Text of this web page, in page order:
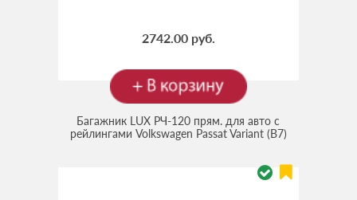
2742.00 руб.
Багажник LUX РЧ-120 прям. для авто с
рейлингами Volkswagen Passat Variant (B7)